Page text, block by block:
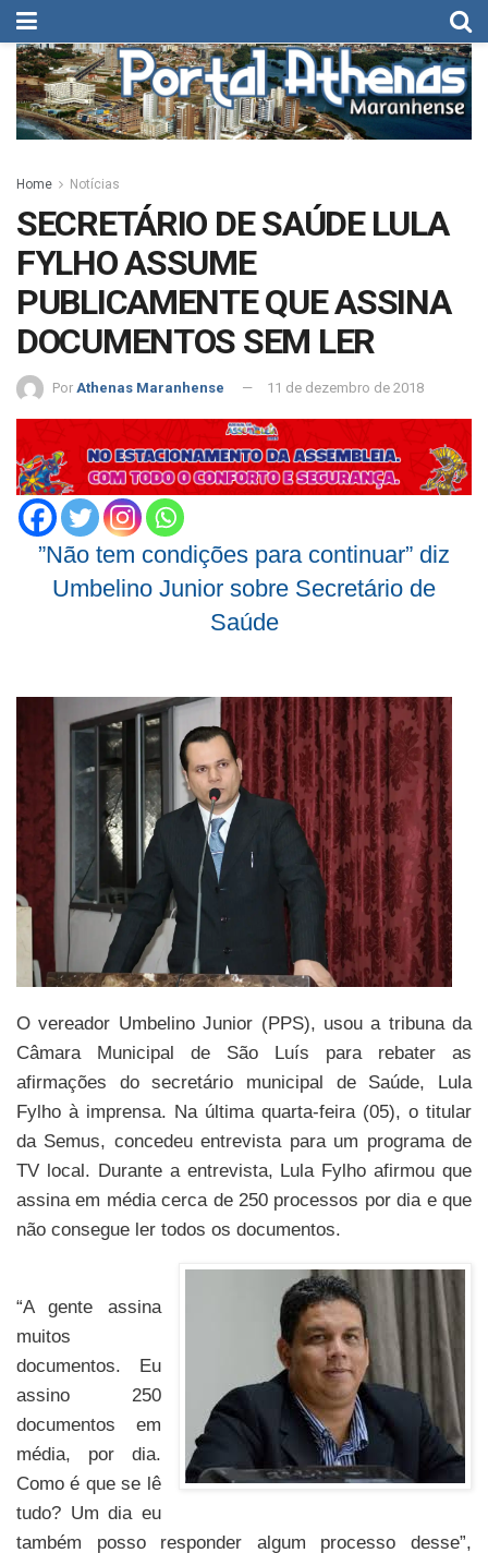
Home Notícias
SECRETÁRIO DE SAÚDE LULA
FYLHO ASSUME
PUBLICAMENTE QUE ASSINA
DOCUMENTOS SEM LER
Por Athenas Maranhense 11 de dezembro de 2018
”Não tem condições para continuar” diz
Umbelino Junior sobre Secretário de
Saúde
O vereador Umbelino Junior (PPS), usou a tribuna da
Câmara Municipal de São Luís para rebater as
afirmações do secretário municipal de Saúde, Lula
Fylho à imprensa. Na última quarta-feira (05), o titular
da Semus, concedeu entrevista para um programa de
TV local. Durante a entrevista, Lula Fylho afirmou que
assina em média cerca de 250 processos por dia e que
não consegue ler todos os documentos.
“A gente assina
muitos
documentos. Eu
assino 250
documentos em
média, por dia.
Como é que se lê
tudo? Um dia eu
também posso responder algum processo desse”,